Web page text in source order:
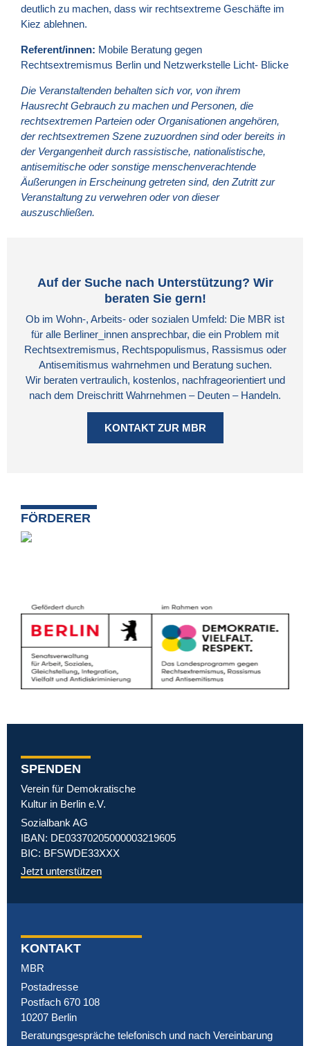
deutlich zu machen, dass wir rechtsextreme Geschäfte im
Kiez ablehnen.
Referent/innen: Mobile Beratung gegen
Rechtsextremismus Berlin und Netzwerkstelle Licht- Blicke
Die Veranstaltenden behalten sich vor, von ihrem
Hausrecht Gebrauch zu machen und Personen, die
rechtsextremen Parteien oder Organisationen angehören,
der rechtsextremen Szene zuzuordnen sind oder bereits in
der Vergangenheit durch rassistische, nationalistische,
antisemitische oder sonstige menschenverachtende
Äußerungen in Erscheinung getreten sind, den Zutritt zur
Veranstaltung zu verwehren oder von dieser
auszuschließen.
Auf der Suche nach Unterstützung? Wir
beraten Sie gern!
Ob im Wohn-, Arbeits- oder sozialen Umfeld: Die MBR ist
für alle Berliner_innen ansprechbar, die ein Problem mit
Rechtsextremismus, Rechtspopulismus, Rassismus oder
Antisemitismus wahrnehmen und Beratung suchen.
Wir beraten vertraulich, kostenlos, nachfrageorientiert und
nach dem Dreischritt Wahrnehmen – Deuten – Handeln.
KONTAKT ZUR MBR
FÖRDERER
SPENDEN
Verein für Demokratische
Kultur in Berlin e.V.
Sozialbank AG
IBAN: DE03370205000003219605
BIC: BFSWDE33XXX
Jetzt unterstützen
KONTAKT
MBR
Postadresse
Postfach 670 108
10207 Berlin
Beratungsgespräche telefonisch und nach Vereinbarung